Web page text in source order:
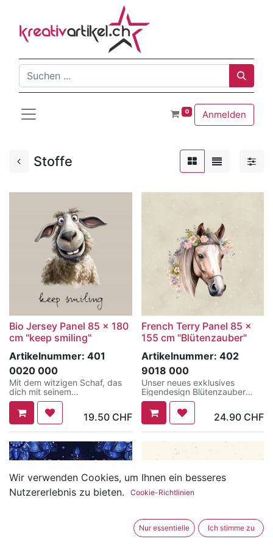
0 Anmelden
Stoffe
Bio Jersey Panel 85 x 180
cm "keep smiling"
Artikelnummer: 401
0020 000
Mit dem witzigen Schaf, das
dich mit seinem
herzerwärmenden Grinsen
anschaut, wird jedes
Nähprojekt zum Gute-Laune-
setzt das Motiv perfekt in
Szene und die Strickoptik auf
verleiht dem Design eine extra
Portion Gemütlichkeit.
19.50CHF
French Terry Panel 85 x
155 cm "Blütenzauber"
Artikelnummer: 402
9018 000
Unser neues exklusives
Eigendesign Blütenzauber
bringt natürliche Eleganz in
deine Nähprojekte. Das
wunderschöne Pferd mit
den Stoff zu einem zeitlosen
Lieblingsstück für Pferdefans
Das Panel bietet viel Raum für
kreative Ideen. Ob Shirts,
Naturtöne lassen sich
vielseitig kombinieren und
passen zu jeder Jahreszeit.
24.90 CHF
Wir verwenden Cookies, um Ihnen ein besseres
Nutzererlebnis zu bieten.
Cookie-Richtlinien
Nur essentielle Ich stimme zu